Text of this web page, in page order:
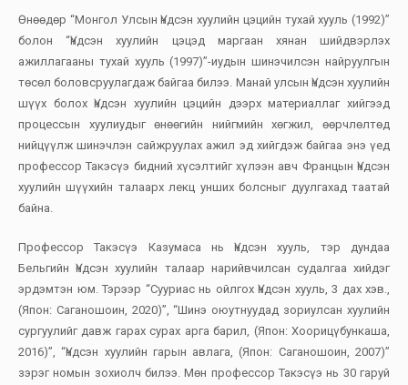
Өнөөдөр “Монгол Улсын Үндсэн хуулийн цэцийн тухай хууль (1992)”
болон “Үндсэн хуулийн цэцэд маргаан хянан шийдвэрлэх
ажиллагааны тухай хууль (1997)”-иудын шинэчилсэн найруулгын
төсөл боловсруулагдаж байгаа билээ. Манай улсын Үндсэн хуулийн
шүүх болох Үндсэн хуулийн цэцийн дээрх материаллаг хийгээд
процессын хуулиудыг өнөөгийн нийгмийн хөгжил, өөрчлөлтөд
нийцүүлж шинэчлэн сайжруулах ажил эд хийгдэж байгаа энэ үед
профессор Такэсүэ бидний хүсэлтийг хүлээн авч Францын Үндсэн
хуулийн шүүхийн талаарх лекц унших болсныг дуулгахад таатай
байна.
Профессор Такэсүэ Казумаса нь Үндсэн хууль, тэр дундаа
Бельгийн Үндсэн хуулийн талаар нарийвчилсан судалгаа хийдэг
эрдэмтэн юм. Тэрээр “Сууриас нь ойлгох Үндсэн хууль, 3 дах хэв.,
(Япон: Саганошоин, 2020)”, “Шинэ оюутнуудад зориулсан хуулийн
сургуулийг давж гарах сурах арга барил, (Япон: Хоорицүбункаша,
2016)”, “Үндсэн хуулийн гарын авлага, (Япон: Саганошоин, 2007)”
зэрэг номын зохиолч билээ. Мөн профессор Такэсүэ нь 30 гаруй